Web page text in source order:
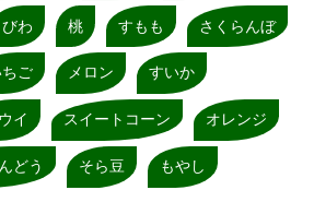
びわ 桃 すもも さくらんぼ
ちご メロン すいか
イ スイートコーン オレンジ
どう そら豆 もやし